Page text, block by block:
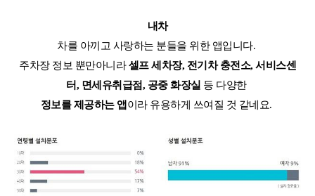
내차
차를 아끼고 사랑하는 분들을 위한 앱입니다.
주차장 정보 뿐만아니라셀프 세차장, 전기차 충전소, 서비스센
터, 면세유취급점, 공중 화장실 등 다양한
정보를 제공하는 앱 이라 유용하게 쓰여질 것 같네요.